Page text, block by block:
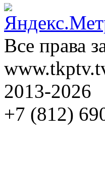
Все права
2013-2026
+7 (812)